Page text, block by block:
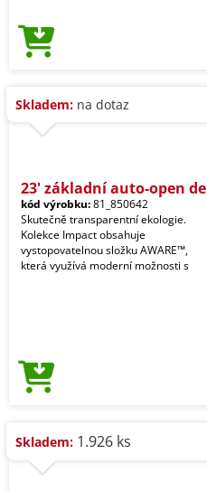
Skladem: na dotaz
23' základní auto-open de
kód výrobku:81_850642
Skutečně transparentní ekologie.
Kolekce Impact obsahuje
vystopovatelnou složku AWARE™,
která využívá moderní možnosti s
Skladem: 1.926 ks